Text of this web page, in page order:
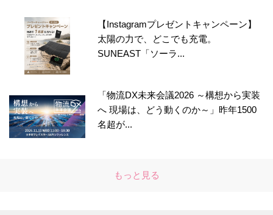
【Instagramプレゼントキャンペーン】
太陽の力で、どこでも充電。
SUNEAST「ソーラ...
「物流DX未来会議2026 ～構想から実装
へ 現場は、どう動くのか～」昨年1500
名超が...
もっと見る